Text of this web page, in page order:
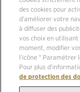
ALEXANDER
Publicis
the Nordics region,
Publicis Groupe
Denmark. He is
des cookies pour
d’améliorer votre
à diffuser des
vos choix en
moment, modifier
l'icône " Paramétrer
Pour plus
de protection des